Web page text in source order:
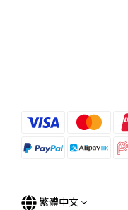
繁體中文